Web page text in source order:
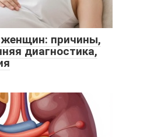
женщин: причины,
диагностика,